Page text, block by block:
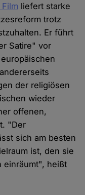
liefert starke
trotz
Er führt
Satire" vor
der religiösen
wieder
offenen,
"Der
sich am besten
ist, den sie
einräumt", heißt